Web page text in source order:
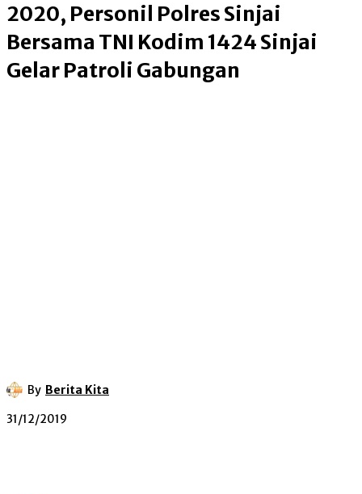
2020, Personil Polres Sinjai
Bersama TNI Kodim 1424 Sinjai
Gelar Patroli Gabungan
By Berita Kita
31/12/2019